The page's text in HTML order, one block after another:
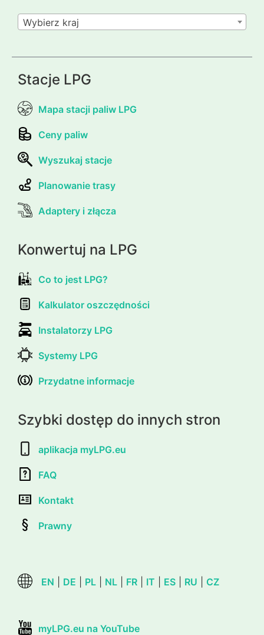
Wybierz kraj
Stacje LPG
Mapa stacji paliw LPG
Ceny paliw
Wyszukaj stacje
Planowanie trasy
Adaptery i złącza
Konwertuj na LPG
Co to jest LPG?
Kalkulator oszczędności
Instalatorzy LPG
Systemy LPG
Przydatne informacje
Szybki dostęp do innych stron
aplikacja myLPG.eu
FAQ
Kontakt
Prawny
EN DE PL NL FR IT ES RU CZ
myLPG.eu na YouTube